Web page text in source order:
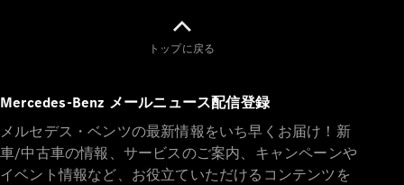
Mercedes-
AMG GT
4-Door-
Coupé
New電気
トップに戻る
Mercedes-Benz メールニュース配信登録
メルセデス・ベンツの最新情報をいち早くお届け！新
車/中古車の情報、サービスのご案内、キャンペーンや
イベント情報など、お役立ていただけるコンテンツを